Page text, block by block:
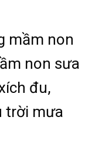
mầm non
non sưa
đu,
trời mưa